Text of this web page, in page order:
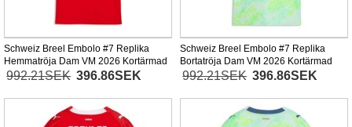
Schweiz Breel Embolo #7 Replika
Hemmatröja Dam VM 2026 Kortärmad
992.21SEK 396.86SEK
Schweiz Breel Embolo #7 Replika
Bortatröja Dam VM 2026 Kortärmad
992.21SEK 396.86SEK